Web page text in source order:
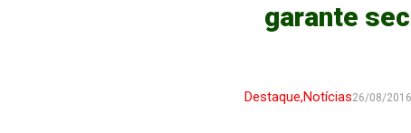
garante
Destaque,Notícias26/08/2016